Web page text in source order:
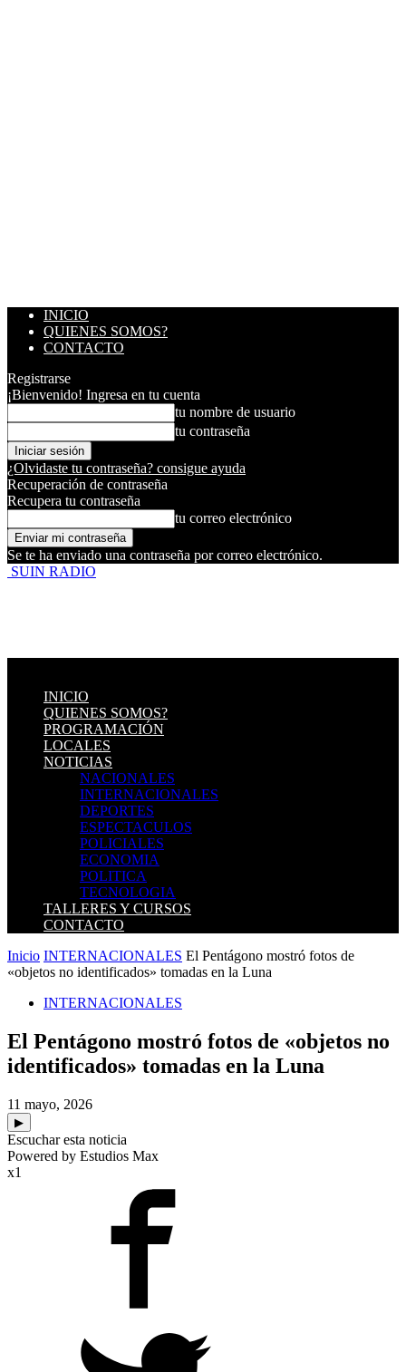
INICIO
QUIENES SOMOS?
CONTACTO
Registrarse
¡Bienvenido! Ingresa en tu cuenta
tu nombre de usuario
tu contraseña
¿Olvidaste tu contraseña? consigue ayuda
Recuperación de contraseña
Recupera tu contraseña
tu correo electrónico
Se te ha enviado una contraseña por correo electrónico.
SUIN RADIO
INICIO
QUIENES SOMOS?
PROGRAMACIÓN
LOCALES
NOTICIAS
NACIONALES
INTERNACIONALES
DEPORTES
ESPECTACULOS
POLICIALES
ECONOMIA
POLITICA
TECNOLOGIA
TALLERES Y CURSOS
CONTACTO
Inicio INTERNACIONALES El Pentágono mostró fotos de
«objetos no identificados» tomadas en la Luna
INTERNACIONALES
El Pentágono mostró fotos de «objetos no
identificados» tomadas en la Luna
11 mayo, 2026
▶
Escuchar esta noticia
Powered by Estudios Max
x1